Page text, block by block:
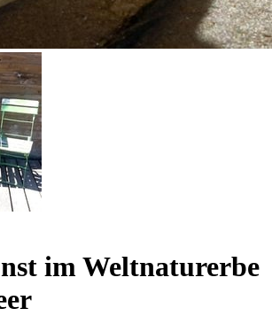
im Weltnaturerbe